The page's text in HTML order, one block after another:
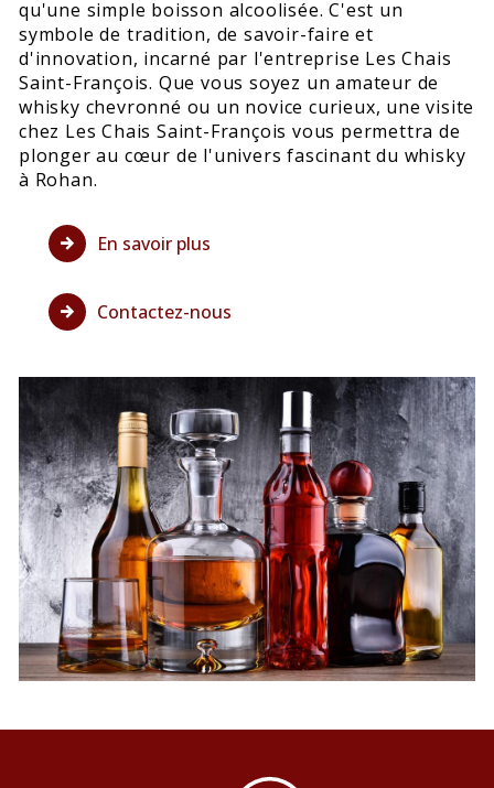
qu'une simple boisson alcoolisée. C'est un
symbole de tradition, de savoir-faire et
d'innovation, incarné par l'entreprise Les Chais
Saint-François. Que vous soyez un amateur de
whisky chevronné ou un novice curieux, une visite
chez Les Chais Saint-François vous permettra de
plonger au cœur de l'univers fascinant du whisky
à Rohan.
En savoir plus
Contactez-nous